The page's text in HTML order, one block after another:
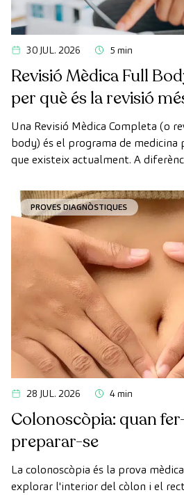
30 JUL. 2026 5 min
Revisió Mèdica Full
per què és la revisió
Una Revisió Mèdica Completa (o
body) és el programa de medicina
que existeix actualment. A
diagnòstic per la imatge d'última
manera exhaustiva l'estat dels
vascular i el cervell abans que
símptomes.
PROVES DIAGNÒSTIQUES
28 JUL. 2026 4 min
Colonoscòpia: quan
preparar-se
La colonoscòpia és la prova
explorar l'interior del còlon i el